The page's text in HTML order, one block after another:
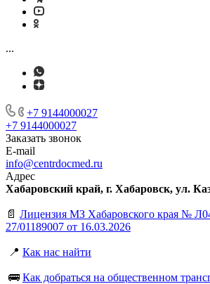
...
+7 9144000027
+7 9144000027
Заказать звонок
E-mail
info@centrdocmed.ru
Адрес
Хабаровский край, г. Хабаровск, ул.
📄 Лицензия МЗ Хабаровского края №
27/01189007 от 16.03.2026
📍 Как нас найти
🚌 Как добраться на общественном